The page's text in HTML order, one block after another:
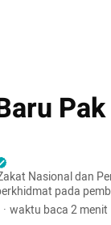
Nasional dan
pada
tahfizhul Quran
· waktu baca 2 menit